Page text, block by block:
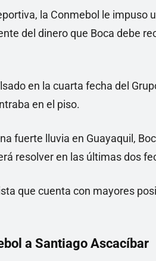
la Conmebol le impuso
del dinero que Boca debe
en la cuarta fecha del
en el piso.
fuerte lluvia en Guayaquil,
resolver en las últimas dos
que cuenta con mayores
a Santiago Ascacíbar